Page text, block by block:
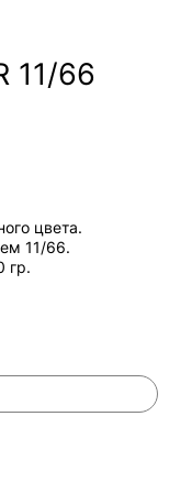
11/66
цвета.
11/66.
гр.